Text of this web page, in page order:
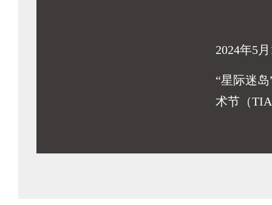
2024年5
“星际迷
术节（